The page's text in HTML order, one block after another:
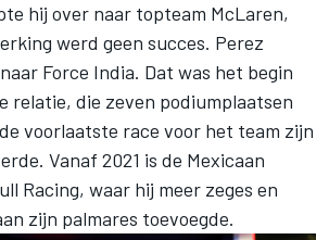
hij over naar topteam McLaren,
werd geen succes. Perez
Force India. Dat was het begin
relatie, die zeven podiumplaatsen
voorlaatste race voor het team zijn
Vanaf 2021 is de Mexicaan
Racing, waar hij meer zeges en
zijn palmares toevoegde.